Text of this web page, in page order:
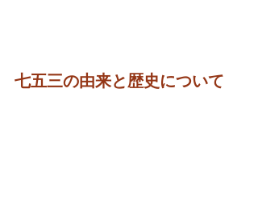
七五三の由来と歴史について